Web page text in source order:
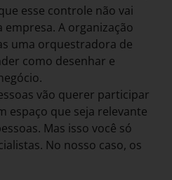
esse controle não vai
A organização
uma orquestradora de
como desenhar e
vão querer participar
espaço que seja relevante
Mas isso você só
No nosso caso, os